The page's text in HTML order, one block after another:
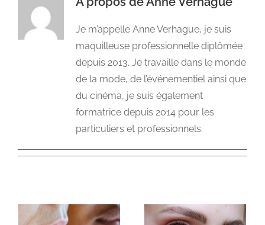
NEWS DE FOREO
SANTÉ & BIEN-ÊTRE
BEAUTÉ
Je m’appelle Anne Verhague, je suis
maquilleuse professionnelle diplômée
depuis 2013. Je travaille dans le monde
de la mode, de l’événementiel ainsi que
du cinéma, je suis également
formatrice depuis 2014 pour les
particuliers et professionnels.